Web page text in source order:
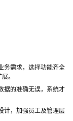
务需求，选择功能齐全
。
据的准确无误，系统才
计，加强员工及管理层